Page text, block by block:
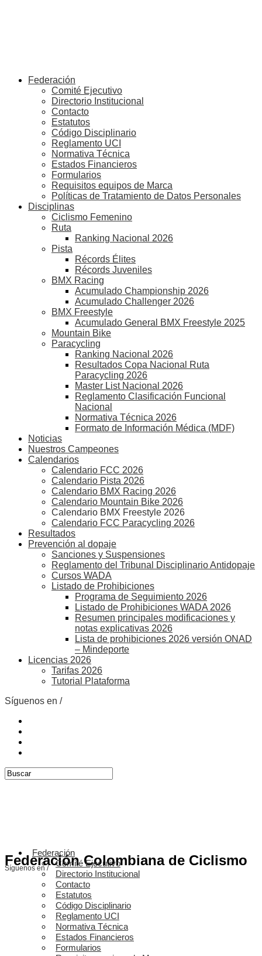
Federación
Comité Ejecutivo
Directorio Institucional
Contacto
Estatutos
Código Disciplinario
Reglamento UCI
Normativa Técnica
Estados Financieros
Formularios
Requisitos equipos de Marca
Políticas de Tratamiento de Datos Personales
Disciplinas
Ciclismo Femenino
Ruta
Ranking Nacional 2026
Pista
Récords Élites
Récords Juveniles
BMX Racing
Acumulado Championship 2026
Acumulado Challenger 2026
BMX Freestyle
Acumulado General BMX Freestyle 2025
Mountain Bike
Paracycling
Ranking Nacional 2026
Resultados Copa Nacional Ruta
Paracycling 2026
Master List Nacional 2026
Reglamento Clasificación Funcional
Nacional
Normativa Técnica 2026
Formato de Información Médica (MDF)
Noticias
Nuestros Campeones
Calendarios
Calendario FCC 2026
Calendario Pista 2026
Calendario BMX Racing 2026
Calendario Mountain Bike 2026
Calendario BMX Freestyle 2026
Calendario FCC Paracycling 2026
Resultados
Prevención al dopaje
Sanciones y Suspensiones
Reglamento del Tribunal Disciplinario Antidopaje
Cursos WADA
Listado de Prohibiciones
Programa de Seguimiento 2026
Listado de Prohibiciones WADA 2026
Resumen principales modificaciones y
notas explicativas 2026
Lista de prohibiciones 2026 versión ONAD
– Mindeporte
Licencias 2026
Tarifas 2026
Tutorial Plataforma
Síguenos en /
Federación Colombiana de Ciclismo
Síguenos en /
Federación
Comité Ejecutivo
Directorio Institucional
Contacto
Estatutos
Código Disciplinario
Reglamento UCI
Normativa Técnica
Estados Financieros
Formularios